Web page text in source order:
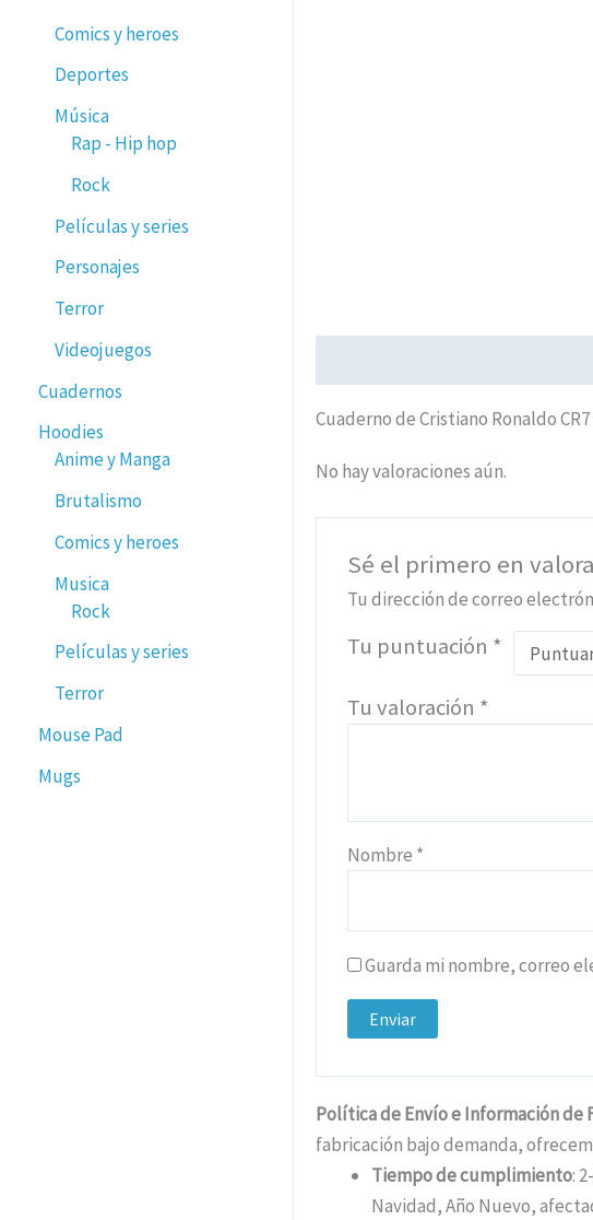
Comics y heroes
Deportes
Música
Rap - Hip hop
Rock
Películas y series
Personajes
Terror
Videojuegos
Cuadernos
Hoodies
Anime y Manga
Brutalismo
Comics y heroes
Musica
Rock
Películas y series
Terror
Mouse Pad
Mugs
Cuaderno de Cristiano Ronaldo
No hay valoraciones aún.
Sé el primero en
Tu dirección de correo
Tu puntuación *
Tu valoración *
Nombre *
Guarda mi nombre, correo
Política de Envío e Información de
fabricación bajo demanda,
Tiempo de cumplimiento:
Navidad, Año Nuevo,